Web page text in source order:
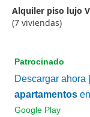
Alquiler piso lujo
(7 viviendas)